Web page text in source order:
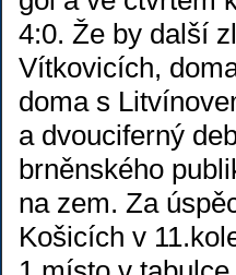
4:0. Že by další
Vítkovicích,
doma s
a dvouciferný
brněnského
na zem. Za
Košicích v